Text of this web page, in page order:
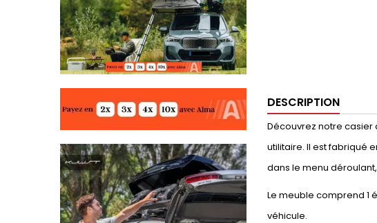
DESCRIPTION
Découvrez notre
utilitaire. Il est fabriqué
dans le menu
Le meuble comprend 1
véhicule.